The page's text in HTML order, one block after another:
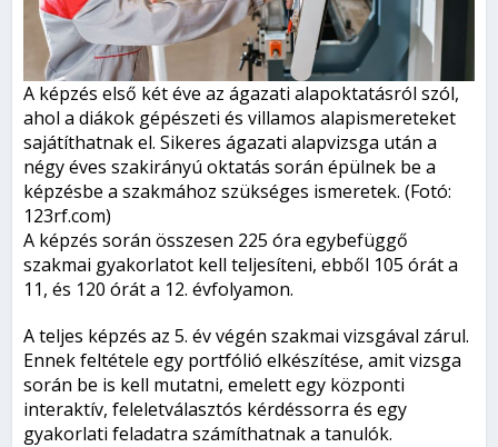
A képzés első két éve az ágazati alapoktatásról szól,
ahol a diákok gépészeti és villamos alapismereteket
sajátíthatnak el. Sikeres ágazati alapvizsga után a
négy éves szakirányú oktatás során épülnek be a
képzésbe a szakmához szükséges ismeretek. (Fotó:
123rf.com)
A képzés során összesen 225 óra egybefüggő
szakmai gyakorlatot kell teljesíteni, ebből 105 órát a
11, és 120 órát a 12. évfolyamon.
A teljes képzés az 5. év végén szakmai vizsgával zárul.
Ennek feltétele egy portfólió elkészítése, amit vizsga
során be is kell mutatni, emelett egy központi
interaktív, feleletválasztós kérdéssorra és egy
gyakorlati feladatra számíthatnak a tanulók.